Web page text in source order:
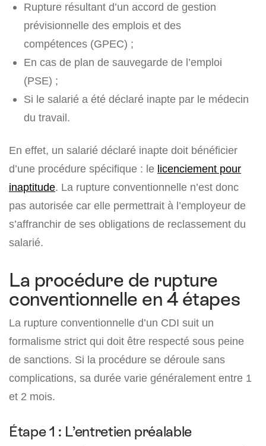
Rupture résultant d’un accord de gestion
prévisionnelle des emplois et des
compétences (GPEC) ;
En cas de plan de sauvegarde de l’emploi
(PSE) ;
Si le salarié a été déclaré inapte par le médecin
du travail.
En effet, un salarié déclaré inapte doit bénéficier
d’une procédure spécifique : le licenciement pour
inaptitude. La rupture conventionnelle n’est donc
pas autorisée car elle permettrait à l’employeur de
s’affranchir de ses obligations de reclassement du
salarié.
La procédure de rupture
conventionnelle en 4 étapes
La rupture conventionnelle d’un CDI suit un
formalisme strict qui doit être respecté sous peine
de sanctions. Si la procédure se déroule sans
complications, sa durée varie généralement entre 1
et 2 mois.
Étape 1 : L’entretien préalable